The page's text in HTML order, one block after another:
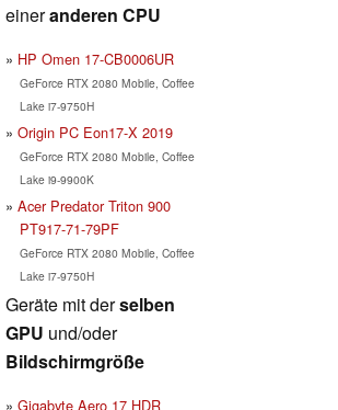
eineranderen CPU
HP Omen 17-CB0006UR
GeForce RTX 2080 Mobile, Coffee
Lake i7-9750H
Origin PC Eon17-X 2019
GeForce RTX 2080 Mobile, Coffee
Lake i9-9900K
Acer Predator Triton 900
PT917-71-79PF
GeForce RTX 2080 Mobile, Coffee
Lake i7-9750H
Geräte mit derselben
GPU und/oder
Bildschirmgröße
Gigabyte Aero 17 HDR